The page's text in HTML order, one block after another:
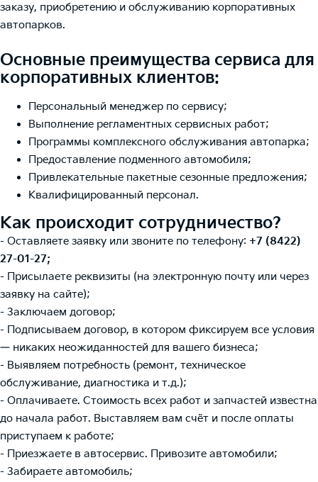
заказу, приобретению и обслуживанию корпоративных
автопарков.
Основные преимущества сервиса для
корпоративных клиентов:
Персональный менеджер по сервису;
Выполнение регламентных сервисных работ;
Программы комплексного обслуживания автопарка;
Предоставление подменного автомобиля;
Привлекательные пакетные сезонные предложения;
Квалифицированный персонал.
Как происходит сотрудничество?
- Оставляете заявку или звоните по телефону: +7 (8422)
27-01-27;
- Присылаете реквизиты (на электронную почту или через
заявку на сайте);
- Заключаем договор;
- Подписываем договор, в котором фиксируем все условия
— никаких неожиданностей для вашего бизнеса;
- Выявляем потребность (ремонт, техническое
обслуживание, диагностика и т.д.);
- Оплачиваете. Стоимость всех работ и запчастей известна
до начала работ. Выставляем вам счёт и после оплаты
приступаем к работе;
- Приезжаете в автосервис. Привозите автомобили;
- Забираете автомобиль;